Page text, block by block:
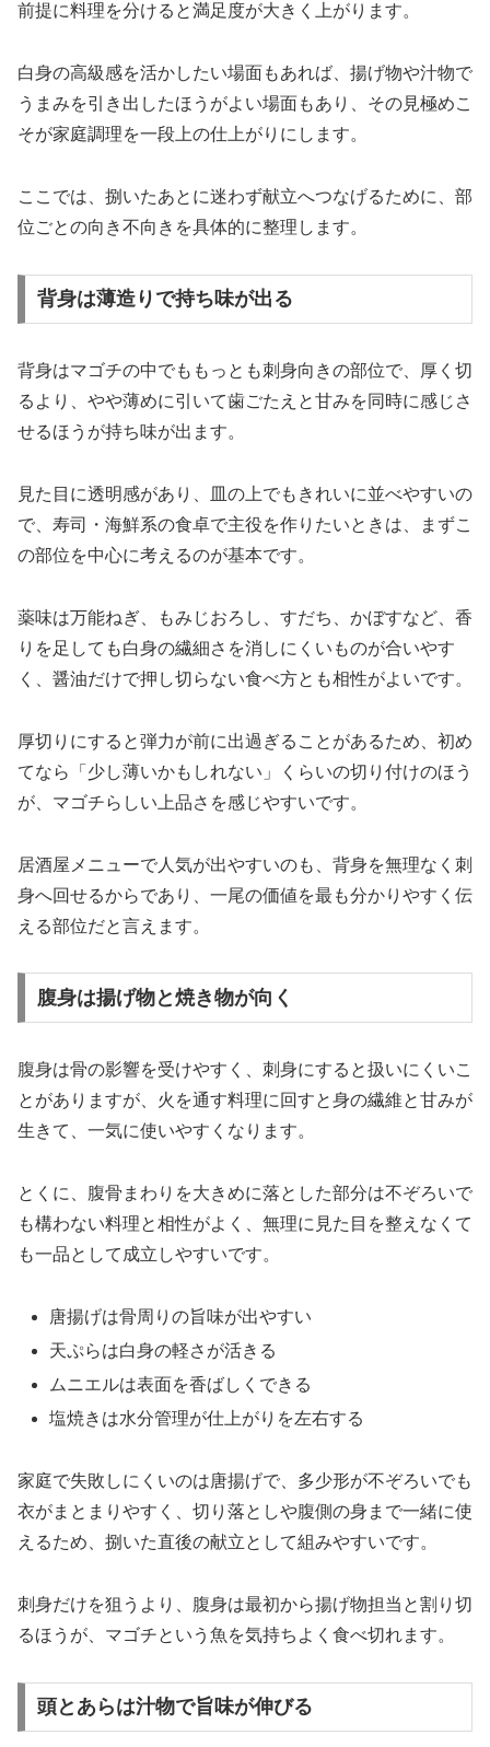
前提に料理を分けると満足度が大きく上がります。
白身の高級感を活かしたい場面もあれば、揚げ物や汁物で
うまみを引き出したほうがよい場面もあり、その見極めこ
そが家庭調理を一段上の仕上がりにします。
ここでは、捌いたあとに迷わず献立へつなげるために、部
位ごとの向き不向きを具体的に整理します。
背身は薄造りで持ち味が出る
背身はマゴチの中でももっとも刺身向きの部位で、厚く切
るより、やや薄めに引いて歯ごたえと甘みを同時に感じさ
せるほうが持ち味が出ます。
見た目に透明感があり、皿の上でもきれいに並べやすいの
で、寿司・海鮮系の食卓で主役を作りたいときは、まずこ
の部位を中心に考えるのが基本です。
薬味は万能ねぎ、もみじおろし、すだち、かぼすなど、香
りを足しても白身の繊細さを消しにくいものが合いやす
く、醤油だけで押し切らない食べ方とも相性がよいです。
厚切りにすると弾力が前に出過ぎることがあるため、初め
てなら「少し薄いかもしれない」くらいの切り付けのほう
が、マゴチらしい上品さを感じやすいです。
居酒屋メニューで人気が出やすいのも、背身を無理なく刺
身へ回せるからであり、一尾の価値を最も分かりやすく伝
える部位だと言えます。
腹身は揚げ物と焼き物が向く
腹身は骨の影響を受けやすく、刺身にすると扱いにくいこ
とがありますが、火を通す料理に回すと身の繊維と甘みが
生きて、一気に使いやすくなります。
とくに、腹骨まわりを大きめに落とした部分は不ぞろいで
も構わない料理と相性がよく、無理に見た目を整えなくて
も一品として成立しやすいです。
唐揚げは骨周りの旨味が出やすい
天ぷらは白身の軽さが活きる
ムニエルは表面を香ばしくできる
塩焼きは水分管理が仕上がりを左右する
家庭で失敗しにくいのは唐揚げで、多少形が不ぞろいでも
衣がまとまりやすく、切り落としや腹側の身まで一緒に使
えるため、捌いた直後の献立として組みやすいです。
刺身だけを狙うより、腹身は最初から揚げ物担当と割り切
るほうが、マゴチという魚を気持ちよく食べ切れます。
頭とあらは汁物で旨味が伸びる